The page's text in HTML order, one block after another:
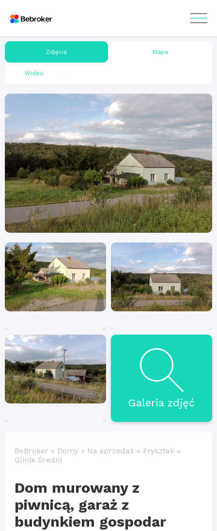
Zdjęcia Mapa
Wideo
Galeria zdjęć
BeBroker » Domy » Na sprzedaż » Frysztak »
Glinik Średni
Dom murowany z
piwnicą, garaż z
budynkiem gospodar